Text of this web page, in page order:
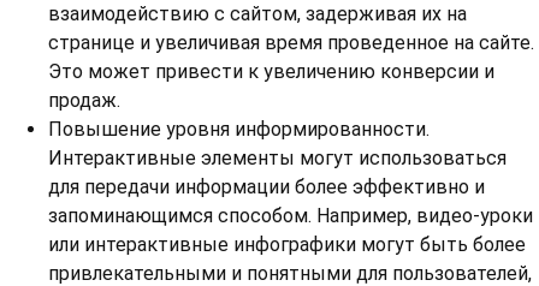
взаимодействию с сайтом, задерживая их на
странице и увеличивая время проведенное на сайте.
Это может привести к увеличению конверсии и
продаж.
Повышение уровня информированности.
Интерактивные элементы могут использоваться
для передачи информации более эффективно и
запоминающимся способом. Например, видео-уроки
или интерактивные инфографики могут быть более
привлекательными и понятными для пользователей,